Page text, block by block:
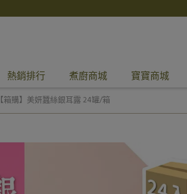
熱銷排行 煮廚商城 寶寶商城
【箱購】美妍蠶絲銀耳露 24罐/箱